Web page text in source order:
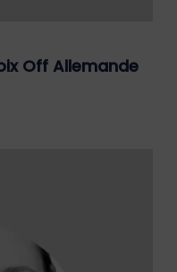
Off Allemande